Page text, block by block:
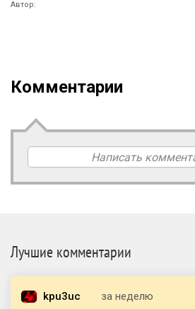
Автор:
Комментарии
Написать
Лучшие комментарии
kpu3uc за неделю